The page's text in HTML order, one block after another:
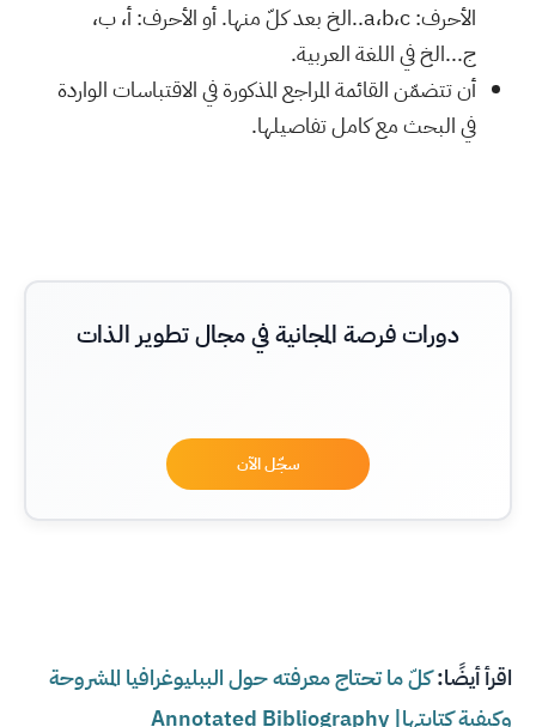
الأحرف: a،b،c..الخ بعد كلّ منها. أو الأحرف: أ، ب،
ج...الخ في اللغة العربية.
أن تتضمّن القائمة المراجع المذكورة في الاقتباسات الواردة
في البحث مع كامل تفاصيلها.
دورات فرصة المجانية في مجال تطوير الذات
سجّل الآن
اقرأ أيضًا:كلّ ما تحتاج معرفته حول الببليوغرافيا المشروحة
وكيفية كتابتها| Annotated Bibliography